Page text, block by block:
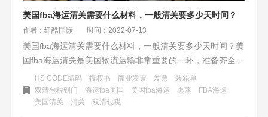
美国fba海运清关需要什么材料，一般清关要多少天时间？
作者：纽酷国际 时间：2022-07-13
美国fba海运清关需要什么材料，一般清关要多少天时间？美
国fba海运清关是美国物流运输非常重要的一环，准备齐全清
关资料和正确的流程是保证货物安全快速进口到美国关键。
虽然说很多客户都会选择双清包税到门这种方式，当跨境电
商越做越大的同时，比较货量大了之后双清包税货量成本会
HS CODE编码 授权书 商业发票 发票
装箱单
双清包税到门
海运fba美国 美国fba海运 熏蒸
​FBA海运
美国清关
清关 双清包税